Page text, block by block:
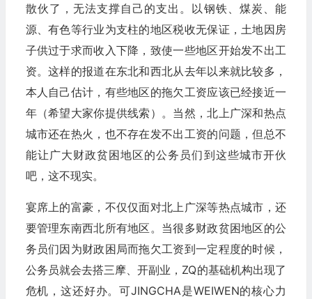
散伙了，无法支撑自己的支出。以钢铁、煤炭、能
源、有色等行业为支柱的地区税收无保证，土地因房
子供过于求而收入下降，致使一些地区开始发不出工
资。这样的报道在东北和西北从去年以来就比较多，
本人自己估计，有些地区的拖欠工资应该已经接近一
年（希望大家你提供线索）。当然，北上广深和热点
城市还在热火，也不存在发不出工资的问题，但总不
能让广大财政贫困地区的公务员们到这些城市开伙
吧，这不现实。
宴席上的富豪，不仅仅面对北上广深等热点城市，还
要管理东南西北所有地区。当很多财政贫困地区的公
务员们因为财政困局而拖欠工资到一定程度的时候，
公务员就会去搭三摩、开副业，ZQ的基础机构出现了
危机，这还好办。可JINGCHA是WEIWEN的核心力